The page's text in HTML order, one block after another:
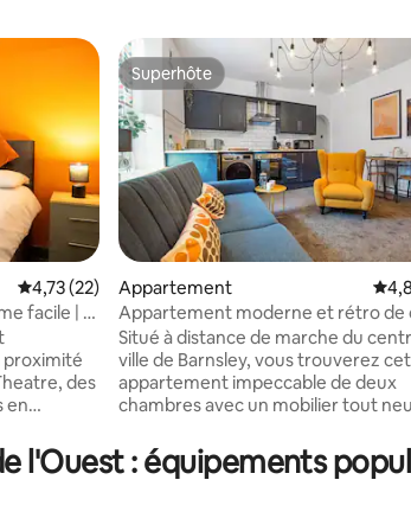
Évaluation moyenne sur la base de 22
4,73 (22)
facile | À
proximité
des
en
marché à
et à une
Superhôte
Superhôte
Appartement
Appartement moderne et rétro de
chambres à Barnsley
Situé à distance de marche du
ville de Barnsley, vous trouverez cet
appartement impeccable de deux
chambres avec un mobilier tout
dormant en couple dans deux
séparées ou utilisant les deux lits
l'Ouest : équipements